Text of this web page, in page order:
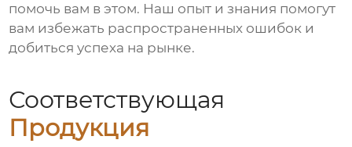
помочь вам в этом. Наш опыт и знания помогут
вам избежать распространенных ошибок и
добиться успеха на рынке.
Соответствующая
Продукция